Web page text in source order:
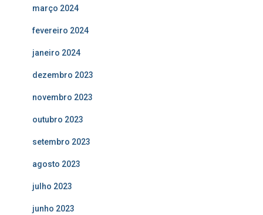
março 2024
fevereiro 2024
janeiro 2024
dezembro 2023
novembro 2023
outubro 2023
setembro 2023
agosto 2023
julho 2023
junho 2023